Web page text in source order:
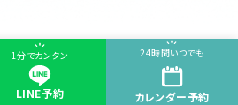
1分でカンタン
LINE予約
24時間いつでも
カレンダー予約